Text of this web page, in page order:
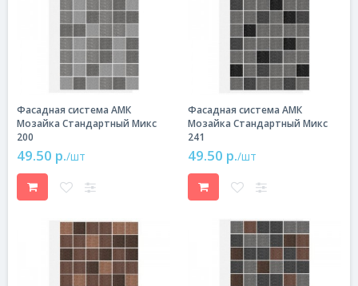
Фасадная система АМК
Мозайка Стандартный Микс
200
49.50 р./шт
Фасадная система АМК
Мозайка Стандартный Микс
241
49.50 р./шт